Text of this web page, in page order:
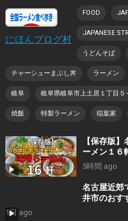
にほんブログ村
FOOD
JAPANESE
うどんそば
チャーシューまぶし丼 ラーメン
岐阜 岐阜県岐阜市上土居１丁目５
焼飯 特製ラーメン 稲葉家
【保存版
ーメン１
店の選出店
膳味噌ら
5時間 ago
名古屋近郊
井市のおす
1日 ago